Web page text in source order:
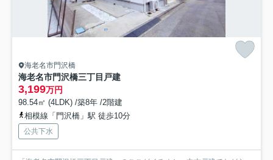
海老名市門沢橋
海老名市門沢橋三丁目戸建
3,199万円
98.54㎡ (4LDK) /築8年 /2階建
相模線「門沢橋」駅 徒歩10分
公共下水